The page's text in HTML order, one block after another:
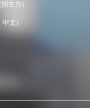
招生办)
中文)